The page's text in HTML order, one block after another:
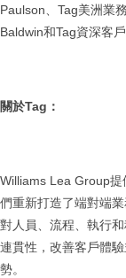
Paulson、Tag美洲業
Baldwin和Tag資深客
關於Tag ：
Williams Lea Group
們重新打造了端對端
對人員、流程、執行
連貫性，改善客戶體
勢。